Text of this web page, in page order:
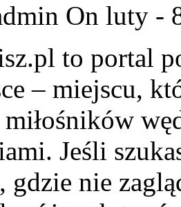
On luty -
to portal
– miejscu,
Jeśli
gdzie nie